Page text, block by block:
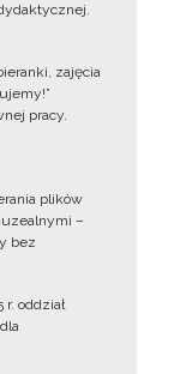
zajęcia
pracy.
plików
–
bez
oddział